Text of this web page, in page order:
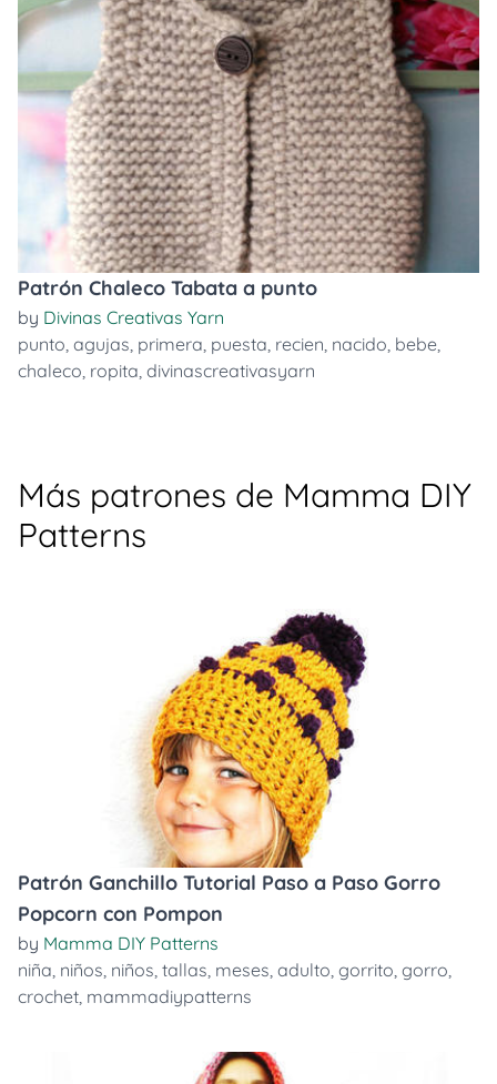
Patrón Chaleco Tabata a punto
by Divinas Creativas Yarn
punto, agujas, primera, puesta, recien, nacido, bebe,
chaleco, ropita, divinascreativasyarn
Más patrones de Mamma DIY
Patterns
Patrón Ganchillo Tutorial Paso a Paso Gorro
Popcorn con Pompon
by Mamma DIY Patterns
niña, niños, niños, tallas, meses, adulto, gorrito, gorro,
crochet, mammadiypatterns